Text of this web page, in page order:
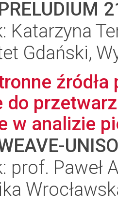
Katarzyna
Gdański,
do
w analizie
prof. Paweł